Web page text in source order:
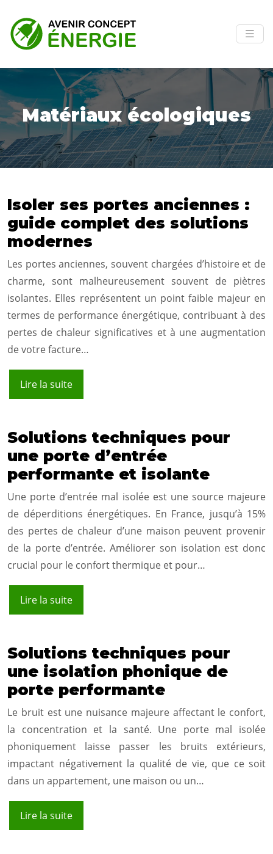
Matériaux écologiques
Isoler ses portes anciennes :
guide complet des solutions
modernes
Les portes anciennes, souvent chargées d’histoire et de
charme, sont malheureusement souvent de piètres
isolantes. Elles représentent un point faible majeur en
termes de performance énergétique, contribuant à des
pertes de chaleur significatives et à une augmentation
de votre facture…
Lire la suite
Solutions techniques pour
une porte d’entrée
performante et isolante
Une porte d’entrée mal isolée est une source majeure
de déperditions énergétiques. En France, jusqu’à 15%
des pertes de chaleur d’une maison peuvent provenir
de la porte d’entrée. Améliorer son isolation est donc
crucial pour le confort thermique et pour…
Lire la suite
Solutions techniques pour
une isolation phonique de
porte performante
Le bruit est une nuisance majeure affectant le confort,
la concentration et la santé. Une porte mal isolée
phoniquement laisse passer les bruits extérieurs,
impactant négativement la qualité de vie, que ce soit
dans un appartement, une maison ou un…
Lire la suite